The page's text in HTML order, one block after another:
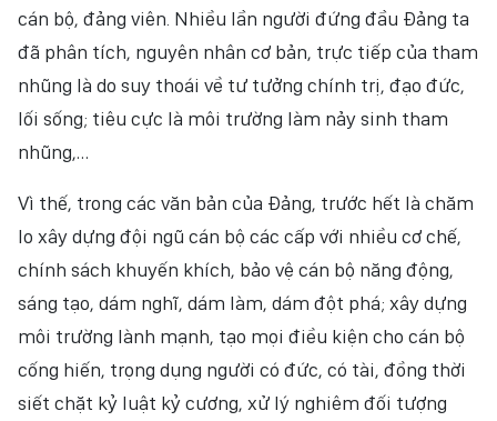
cán bộ, đảng viên. Nhiều lần người đứng đầu Đảng ta
đã phân tích, nguyên nhân cơ bản, trực tiếp của tham
nhũng là do suy thoái về tư tưởng chính trị, đạo đức,
lối sống; tiêu cực là môi trường làm nảy sinh tham
nhũng,…
Vì thế, trong các văn bản của Đảng, trước hết là chăm
lo xây dựng đội ngũ cán bộ các cấp với nhiều cơ chế,
chính sách khuyến khích, bảo vệ cán bộ năng động,
sáng tạo, dám nghĩ, dám làm, dám đột phá; xây dựng
môi trường lành mạnh, tạo mọi điều kiện cho cán bộ
cống hiến, trọng dụng người có đức, có tài, đồng thời
siết chặt kỷ luật kỷ cương, xử lý nghiêm đối tượng